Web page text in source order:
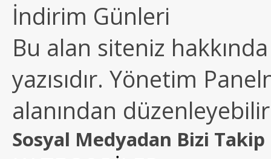
İndirim Günleri
Bu alan siteniz
yazısıdır. Yönetim
alanından
Sosyal Medyadan Bizi Takip